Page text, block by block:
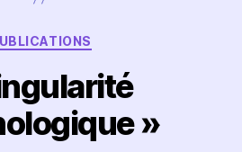
Catégories
»